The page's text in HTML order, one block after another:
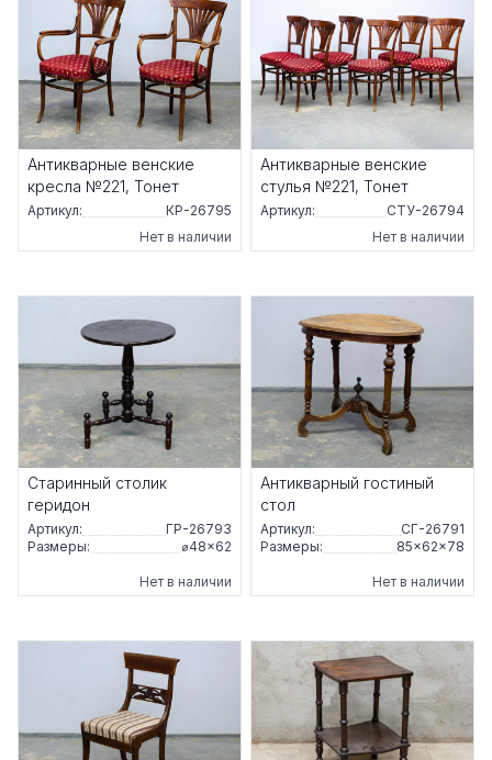
Антикварные венские
кресла №221, Тонет
Артикул:
КР-26795
Нет в наличии
Антикварные венские
стулья №221, Тонет
Артикул:
СТУ-26794
Нет в наличии
Старинный столик
геридон
Артикул:
ГР-26793
Размеры:
⌀48×62
Нет в наличии
Антикварный гостиный
стол
Артикул:
СГ-26791
Размеры:
85×62×78
Нет в наличии